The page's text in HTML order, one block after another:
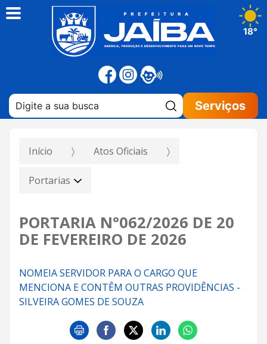
Pesquisar:
Serviços
18°
Início Atos Oficiais
Portarias
PORTARIA N°062/2026 DE 20
DE FEVEREIRO DE 2026
NOMEIA SERVIDOR PARA O CARGO QUE
MENCIONA E CONTÊM OUTRAS PROVIDÊNCIAS -
SILVEIRA GOMES DE SOUZA